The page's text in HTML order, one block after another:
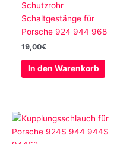
Schutzrohr
Schaltgestänge für
Porsche 924 944 968
19,00€
In den Warenkorb